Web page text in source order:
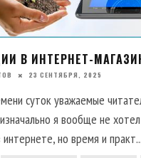
В ИНТЕРНЕТ-
23 СЕНТЯБРЯ, 2025
суток уважаемые
я вообще не
интернете, но время и практ...